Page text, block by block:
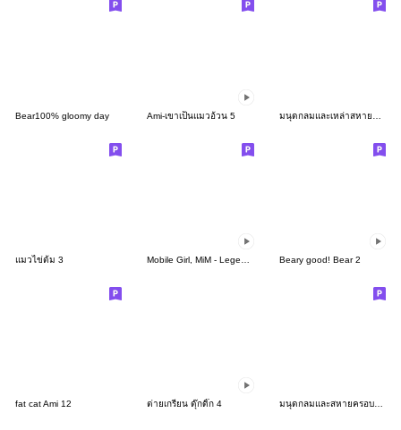
Bear100% gloomy day Ami-เขาเป็นแมวอ้วน 5
แมวไข่ต้ม 3 Beary good! Bear 2
fat cat Ami 12 ต่ายเกรียน ดุ๊กดิ๊ก 4 มนุดกลมและสหายครอบครัวมะเร็ง 3